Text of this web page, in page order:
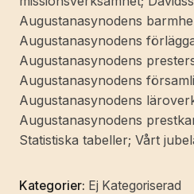
dessa
minnesblad
med
djup
tacksamhet
och
vördnad].
mängd
Augustanasynodens
Augustanasynodens
Augustanasynodens
Augustanasynodens
Augustanasynodens
Augustanasynodens
Statistiska tabeller; Vårt
Kategorier: Ej Kategoriserad